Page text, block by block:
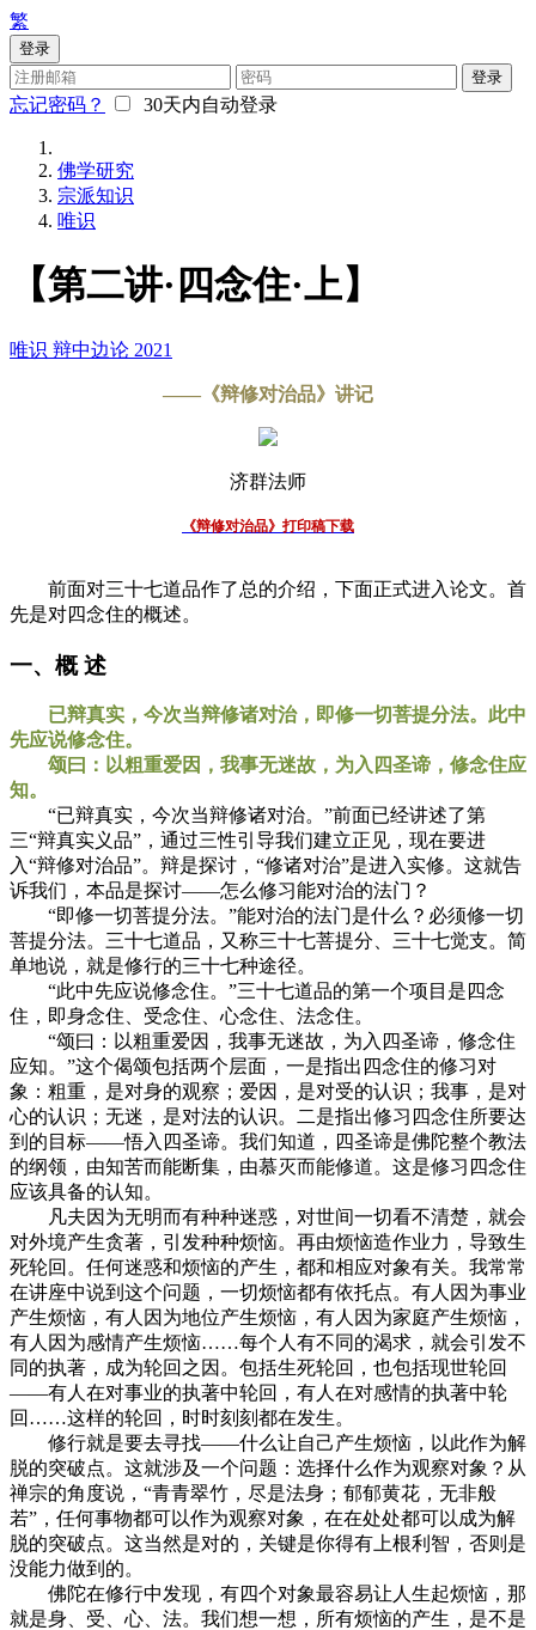
繁
登录
登录
忘记密码？ 30天内自动登录
佛学研究
宗派知识
唯识
【第二讲·四念住·上】
唯识 辩中边论 2021
——《辩修对治品》讲记
济群法师
《辩修对治品》打印稿下载
前面对三十七道品作了总的介绍，下面正式进入论文。首
先是对四念住的概述。
一、概 述
已辩真实，今次当辩修诸对治，即修一切菩提分法。此中
先应说修念住。
颂曰：以粗重爱因，我事无迷故，为入四圣谛，修念住应
知。
“已辩真实，今次当辩修诸对治。”前面已经讲述了第
三“辩真实义品”，通过三性引导我们建立正见，现在要进
入“辩修对治品”。辩是探讨，“修诸对治”是进入实修。这就告
诉我们，本品是探讨——怎么修习能对治的法门？
“即修一切菩提分法。”能对治的法门是什么？必须修一切
菩提分法。三十七道品，又称三十七菩提分、三十七觉支。简
单地说，就是修行的三十七种途径。
“此中先应说修念住。”三十七道品的第一个项目是四念
住，即身念住、受念住、心念住、法念住。
“颂曰：以粗重爱因，我事无迷故，为入四圣谛，修念住
应知。”这个偈颂包括两个层面，一是指出四念住的修习对
象：粗重，是对身的观察；爱因，是对受的认识；我事，是对
心的认识；无迷，是对法的认识。二是指出修习四念住所要达
到的目标——悟入四圣谛。我们知道，四圣谛是佛陀整个教法
的纲领，由知苦而能断集，由慕灭而能修道。这是修习四念住
应该具备的认知。
凡夫因为无明而有种种迷惑，对世间一切看不清楚，就会
对外境产生贪著，引发种种烦恼。再由烦恼造作业力，导致生
死轮回。任何迷惑和烦恼的产生，都和相应对象有关。我常常
在讲座中说到这个问题，一切烦恼都有依托点。有人因为事业
产生烦恼，有人因为地位产生烦恼，有人因为家庭产生烦恼，
有人因为感情产生烦恼……每个人有不同的渴求，就会引发不
同的执著，成为轮回之因。包括生死轮回，也包括现世轮回
——有人在对事业的执著中轮回，有人在对感情的执著中轮
回……这样的轮回，时时刻刻都在发生。
修行就是要去寻找——什么让自己产生烦恼，以此作为解
脱的突破点。这就涉及一个问题：选择什么作为观察对象？从
禅宗的角度说，“青青翠竹，尽是法身；郁郁黄花，无非般
若”，任何事物都可以作为观察对象，在在处处都可以成为解
脱的突破点。这当然是对的，关键是你得有上根利智，否则是
没能力做到的。
佛陀在修行中发现，有四个对象最容易让人生起烦恼，那
就是身、受、心、法。我们想一想，所有烦恼的产生，是不是